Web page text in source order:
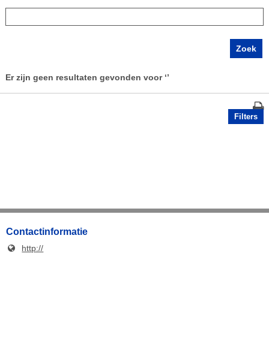
Er zijn geen resultaten gevonden voor ‘’
Filters
Contactinformatie
http://